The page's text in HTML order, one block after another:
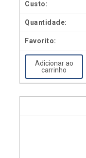
Adicionar ao
carrinho